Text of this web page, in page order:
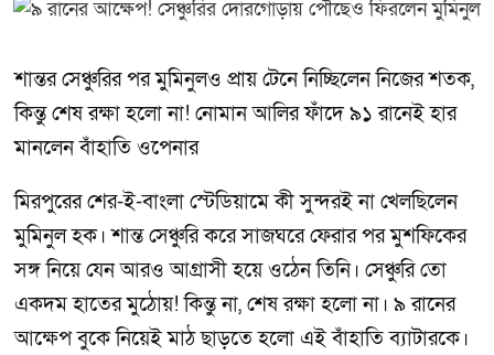
শান্তর সেঞ্চুরির পর মুমিনুলও প্রায় টেনে নিচ্ছিলেন নিজের শতক,
কিন্তু শেষ রক্ষা হলো না! নোমান আলির ফাঁদে ৯১ রানেই হার
মানলেন বাঁহাতি ওপেনার
মিরপুরের শের-ই-বাংলা স্টেডিয়ামে কী সুন্দরই না খেলছিলেন
মুমিনুল হক। শান্ত সেঞ্চুরি করে সাজঘরে ফেরার পর মুশফিকের
সঙ্গ নিয়ে যেন আরও আগ্রাসী হয়ে ওঠেন তিনি। সেঞ্চুরি তো
একদম হাতের মুঠোয়! কিন্তু না, শেষ রক্ষা হলো না। ৯ রানের
আক্ষেপ বুকে নিয়েই মাঠ ছাড়তে হলো এই বাঁহাতি ব্যাটারকে।